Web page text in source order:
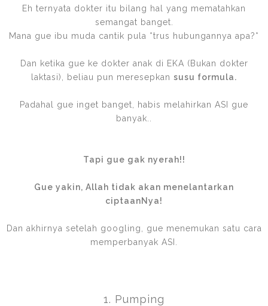
Eh ternyata dokter itu bilang hal yang mematahkan
semangat banget.
Mana gue ibu muda cantik pula *trus hubungannya apa?*
Dan ketika gue ke dokter anak di EKA (Bukan dokter
laktasi), beliau pun meresepkan susu formula.
Padahal gue inget banget, habis melahirkan ASI gue
banyak..
Tapi gue gak nyerah!!
Gue yakin, Allah tidak akan menelantarkan
ciptaanNya!
Dan akhirnya setelah googling, gue menemukan satu cara
memperbanyak ASI.
1. Pumping